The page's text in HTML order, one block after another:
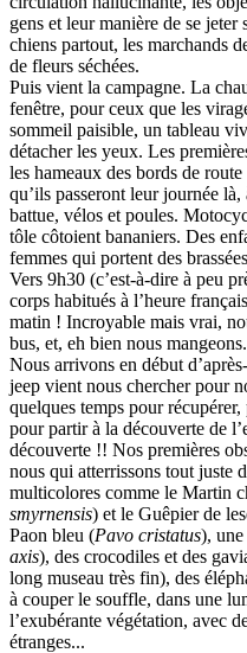
gens et leur manière de se jeter
chiens partout, les marchands
de fleurs séchées.
Puis vient la campagne. La
fenêtre, pour ceux que les
sommeil paisible, un tableau
détacher les yeux. Les
les hameaux des bords de
qu’ils passeront leur journée
battue, vélos et poules.
tôle côtoient bananiers. Des
femmes qui portent des
Vers 9h30 (c’est-à-dire à peu
corps habitués à l’heure
matin ! Incroyable mais vrai,
bus, et, eh bien nous mangeons.
Nous arrivons en début
jeep vient nous chercher pour
quelques temps pour
pour partir à la découverte de
découverte !! Nos premières
nous qui atterrissons tout juste
multicolores comme le Martin
smyrnensis) et le Guêpier de
Paon bleu (Pavo cristatus),
axis), des crocodiles et des
long museau très fin), des
à couper le souffle, dans une
l’exubérante végétation, avec
étranges...